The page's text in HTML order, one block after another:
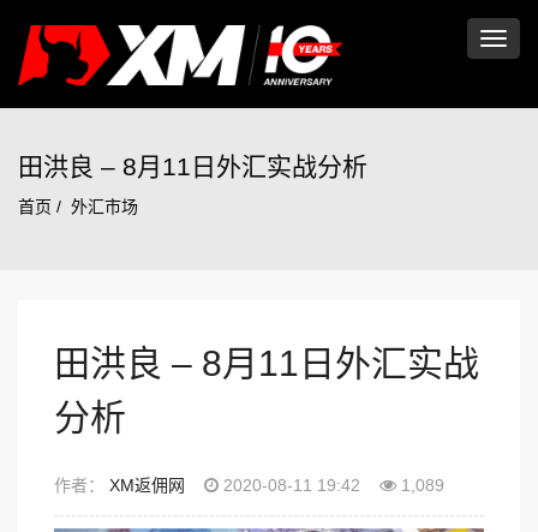
田洪良 – 8月11日外汇实战分析
首页 外汇市场
田洪良 – 8月11日外汇实战
分析
作者： XM返佣网 2020-08-11 19:42 1,089